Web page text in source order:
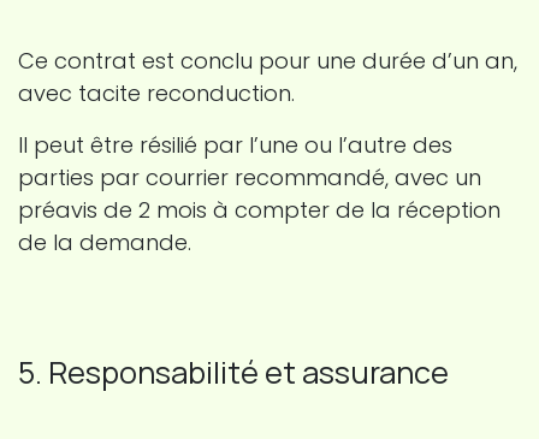
Ce contrat est conclu pour une durée d’un an,
avec tacite reconduction.
Il peut être résilié par l’une ou l’autre des
parties par courrier recommandé, avec un
préavis de 2 mois à compter de la réception
de la demande.
5. Responsabilité et assurance